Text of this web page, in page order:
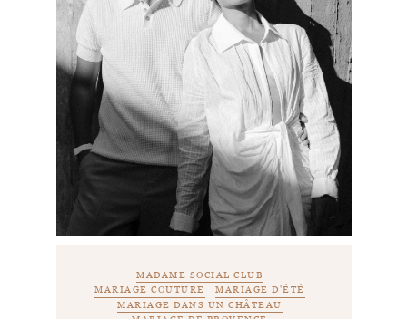
MADAME SOCIAL CLUB
MARIAGE COUTURE
MARIAGE D'ÉTÉ
MARIAGE DANS UN CHÂTEAU